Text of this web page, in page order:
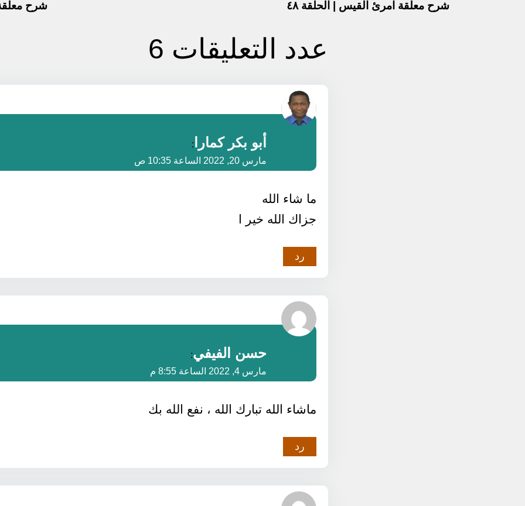
شرح معلقة امرئ القيس | الحلقة ٤٨ شرح
عدد التعليقات 6
أبو بكر كمارا
:
مارس 20, 2022 الساعة 10:35 ص
ما شاء الله
جزاك الله خير ا
رد
حسن الفيفي:
مارس 4, 2022 الساعة 8:55 م
ماشاء الله تبارك الله ، نفع الله بك
رد